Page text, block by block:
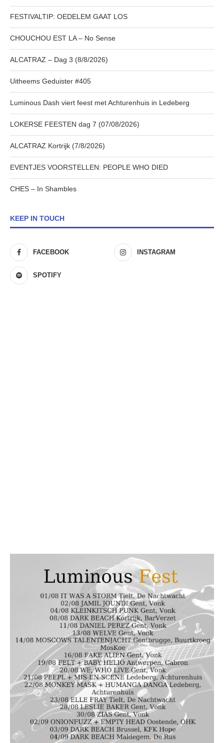
FESTIVALTIP: OEDELEM GAAT LOS
CHOUCHOU EST LA – No Sense
ALCATRAZ – Dag 3 (8/8/2026)
Uitheems Geduister #405
Luminous Dash viert feest met Achturenhuis in Ledeberg
LOKERSE FEESTEN dag 7 (07/08/2026)
ALCATRAZ Kortrijk (7/8/2026)
EVENTJES VOORSTELLEN: PEOPLE WHO DIED
CHES – In Shambles
KEEP IN TOUCH
FACEBOOK INSTAGRAM
SPOTIFY